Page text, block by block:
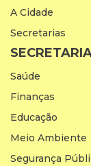
A Cidade
Secretarias
Saúde
Finanças
Educação
Meio Ambiente
Segurança